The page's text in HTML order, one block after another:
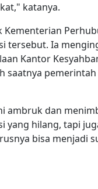
katanya.
Kementerian
tersebut. Ia
Kantor
saatnya
ambruk dan
yang hilang, tapi
bisa menjadi